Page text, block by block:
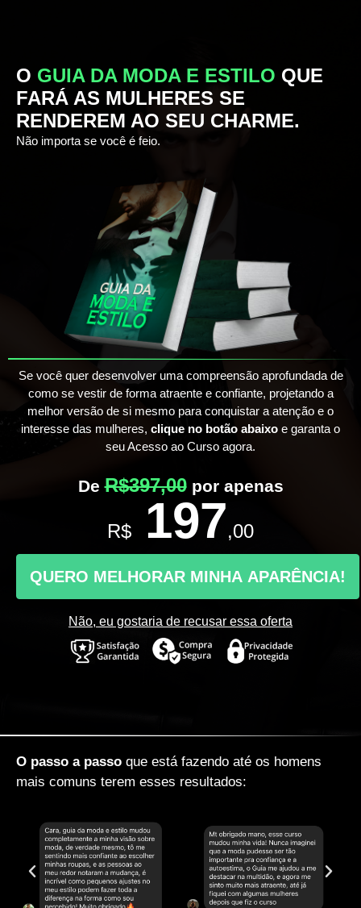
O GUIA DA MODA E ESTILO QUE
FARÁ AS MULHERES SE
RENDEREM AO SEU CHARME.
Não importa se você é feio.
Se você quer desenvolver uma compreensão aprofundada de
como se vestir de forma atraente e confiante, projetando a
melhor versão de si mesmo para conquistar a atenção e o
interesse das mulheres, clique no botão abaixo e garanta o
seu Acesso ao Curso agora.
De R$397,00 por apenas
R$ 197,00
QUERO MELHORAR MINHA APARÊNCIA!
Não, eu gostaria de recusar essa oferta
O passo a passo que está fazendo até os homens
mais comuns terem esses resultados: